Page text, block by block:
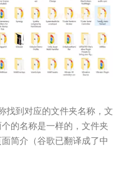
找到对应的文件夹名称，文
的名称是一样的，文件夹
简介（谷歌已翻译成了中